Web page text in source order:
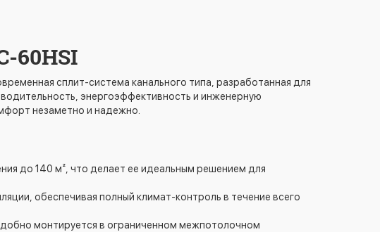
60HSI
сплит-система канального типа, разработанная для
энергоэффективность и инженерную
незаметно и надежно.
до 140 м², что делает ее идеальным решением для
обеспечивая полный климат-контроль в течение всего
монтируется в ограниченном межпотолочном